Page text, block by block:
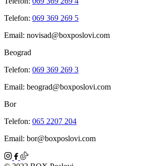
Telefon: 069 369 269 5
Email: novisad@boxposlovi.com
Beograd
Telefon: 069 369 269 3
Email: beograd@boxposlovi.com
Bor
Telefon: 065 2207 204
Email: bor@boxposlovi.com